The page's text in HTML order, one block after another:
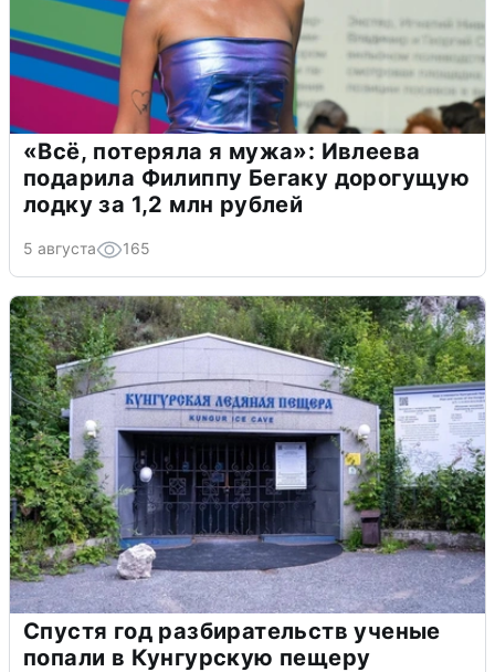
«Всё, потеряла я мужа»: Ивлеева
подарила Филиппу Бегаку дорогущую
лодку за 1,2 млн рублей
5 августа 165
Спустя год разбирательств ученые
попали в Кунгурскую пещеру